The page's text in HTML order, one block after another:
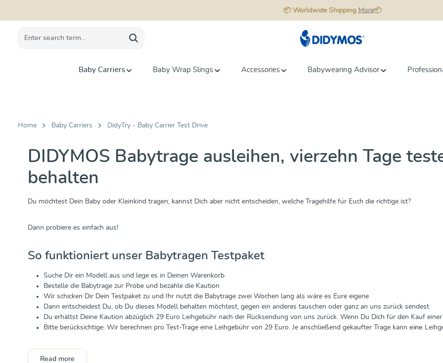
📦 Worldwide Shipping More📦
Baby Carriers Baby Wrap Slings Accessories Babywearing Advisor
Home Baby Carriers DidyTry - Baby Carrier Test Drive
DIDYMOS Babytrage ausleihen, vierzehn Tage
behalten
Du möchtest Dein Baby oder Kleinkind tragen, kannst Dich aber nicht entscheiden, welche Tragehilfe für Euch die richtige ist?
Dann probiere es einfach aus!
So funktioniert unser Babytragen Testpaket
Suche Dir ein Modell aus und lege es in Deinen Warenkorb
Bestelle die Babytrage zur Probe und bezahle die Kaution
Wir schicken Dir Dein Testpaket zu und Ihr nutzt die Babytrage zwei Wochen lang als wäre es Eure eigene
Dann entscheidest Du, ob Du dieses Modell behalten möchtest, gegen ein anderes tauschen oder ganz an uns zurück sendest
Du erhältst Deine Kaution abzüglich 29 Euro Leihgebühr nach der Rücksendung von uns zurück. Wenn Du Dich für den Kauf
Bitte berücksichtige: Wir berechnen pro Test-Trage eine Leihgebühr von 29 Euro. Je anschließend gekaufter Trage kann eine
Read more